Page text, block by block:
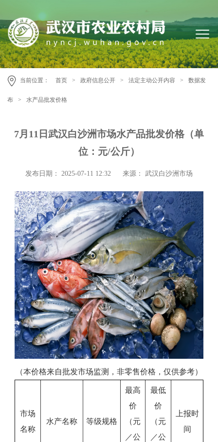
当前位置： 首页 > 政府信息公开 > 法定主动公开内容 > 数据发
布 > 水产品批发价格
7月11日武汉白沙洲市场水产品批发价格（单
位：元/公斤）
发布日期： 2025-07-11 12:32 来源： 武汉白沙洲市场
（本价格来自批发市场监测，非零售价格，仅供参考）
市场
名称
水产名称 等级规格
最高
价
（元
／公
最低
价
（元
／公
上报时
间